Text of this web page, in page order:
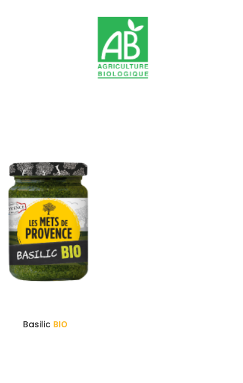
Basilic BIO